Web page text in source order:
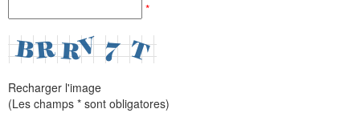
*
Recharger l'image
(Les champs * sont obligatores)